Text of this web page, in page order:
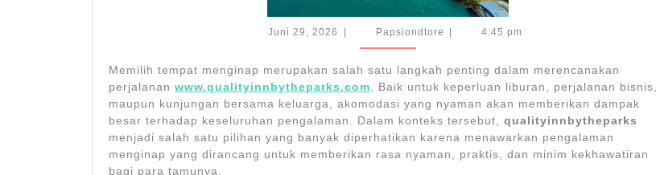
Juni 29, 2026 Juni
Papsiondtore Papsiondtore
4:45 pm
Memilih tempat menginap merupakan salah satu langkah penting dalam merencanakan
perjalanan www.qualityinnbytheparks.com . Baik untuk keperluan liburan, perjalanan bisnis,
maupun kunjungan bersama keluarga, akomodasi yang nyaman akan memberikan dampak
besar terhadap keseluruhan pengalaman. Dalam konteks tersebut, qualityinnbytheparks
menjadi salah satu pilihan yang banyak diperhatikan karena menawarkan pengalaman
menginap yang dirancang untuk memberikan rasa nyaman, praktis, dan minim kekhawatiran
bagi para tamunya.